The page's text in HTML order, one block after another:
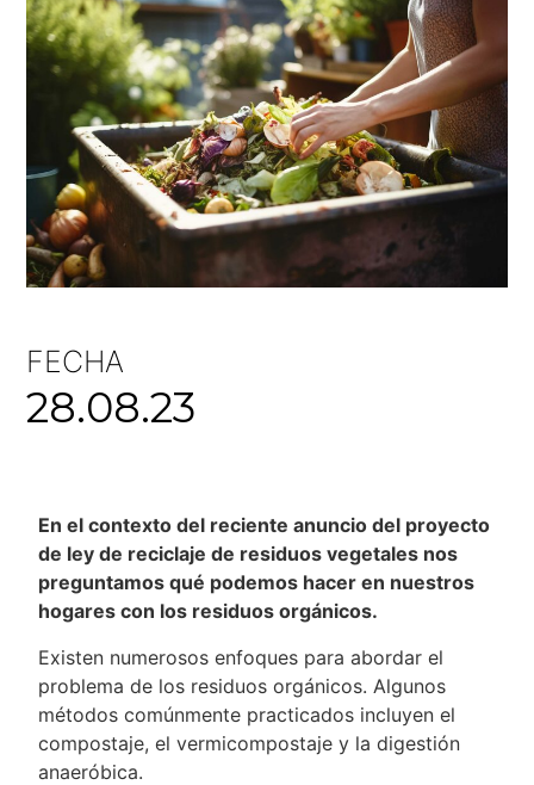
FECHA
28.08.23
En el contexto del reciente anuncio del proyecto
de ley de reciclaje de residuos vegetales nos
preguntamos qué podemos hacer en nuestros
hogares con los residuos orgánicos.
Existen numerosos enfoques para abordar el
problema de los residuos orgánicos. Algunos
métodos comúnmente practicados incluyen el
compostaje, el vermicompostaje y la digestión
anaeróbica.